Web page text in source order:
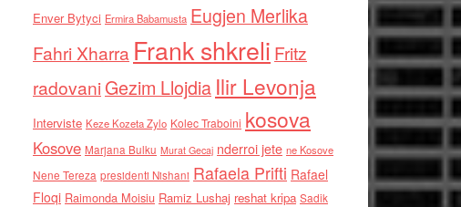
Enver Bytyci Ermira Babamusta Eugjen Merlika
Fahri Xharra Frank shkreli Fritz
radovaniGezim Llojdia Ilir Levonja
Interviste Keze Kozeta Zylo Kolec Traboini kosova
Kosove Marjana Bulku Murat Gecaj nderroi jete ne Kosove
Nene Tereza presidenti Nishani Rafaela Prifti Rafael
Floqi Raimonda Moisiu Ramiz Lushaj reshat kripa Sadik